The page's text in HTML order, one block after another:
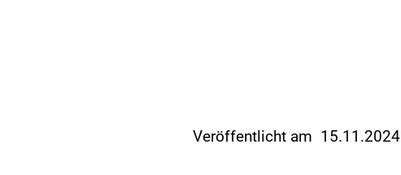
Veröffentlicht am 15.11.2024